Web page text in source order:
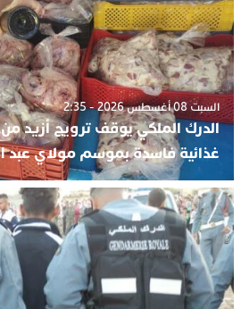
السبت 08 أغسطس 2026 - 2:35
غذائية فاسدة بموسم مولاي عبد